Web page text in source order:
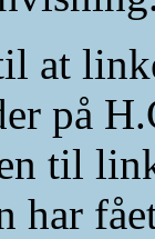
at
på
til
har